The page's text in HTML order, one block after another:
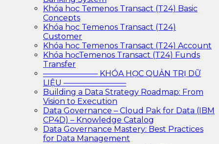
Khóa học Temenos Transact (T24) Basic
Concepts
Khóa học Temenos Transact (T24)
Customer
Khóa học Temenos Transact (T24) Account
Khóa họcTemenos Transact (T24) Funds
Transfer
——————— KHÓA HỌC QUẢN TRỊ DỮ
LIỆU ————————
Building a Data Strategy Roadmap: From
Vision to Execution
Data Governance – Cloud Pak for Data (IBM
CP4D) – Knowledge Catalog
Data Governance Mastery: Best Practices
for Data Management